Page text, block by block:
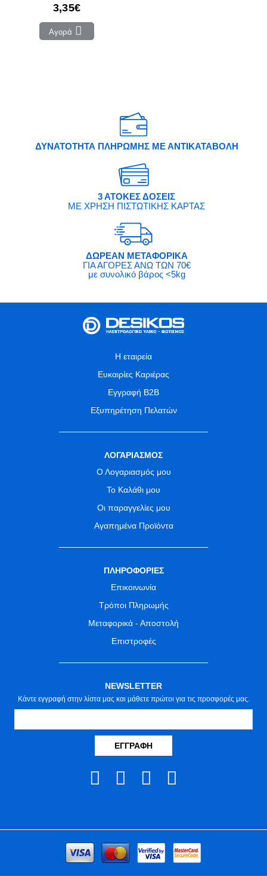
3,35€
Αγορά
ΔΥΝΑΤΟΤΗΤΑ ΠΛΗΡΩΜΗΣ ΜΕ ΑΝΤΙΚΑΤΑΒΟΛΗ
3 ΑΤΟΚΕΣ ΔΟΣΕΙΣ
ΜΕ ΧΡΗΣΗ ΠΙΣΤΩΤΙΚΗΣ ΚΑΡΤΑΣ
ΔΩΡΕΑΝ ΜΕΤΑΦΟΡΙΚΑ
ΓΙΑ ΑΓΟΡΕΣ ΑΝΩ ΤΩΝ 70€
με συνολικό βάρος <5kg
Η εταιρεία
Ευκαιρίες Καριέρας
Εγγραφή B2B
Εξυπηρέτηση Πελατών
ΛΟΓΑΡΙΑΣΜΟΣ
Ο Λογαριασμός μου
Το Καλάθι μου
Οι παραγγελίες μου
Αγαπημένα Προϊόντα
ΠΛΗΡΟΦΟΡΙΕΣ
Επικοινωνία
Τρόποι Πληρωμής
Μεταφορικά - Αποστολή
Επιστροφές
NEWSLETTER
Κάντε εγγραφή στην λίστα μας και μάθετε πρώτοι για τις προσφορές μας.
ΕΓΓΡΑΦΉ